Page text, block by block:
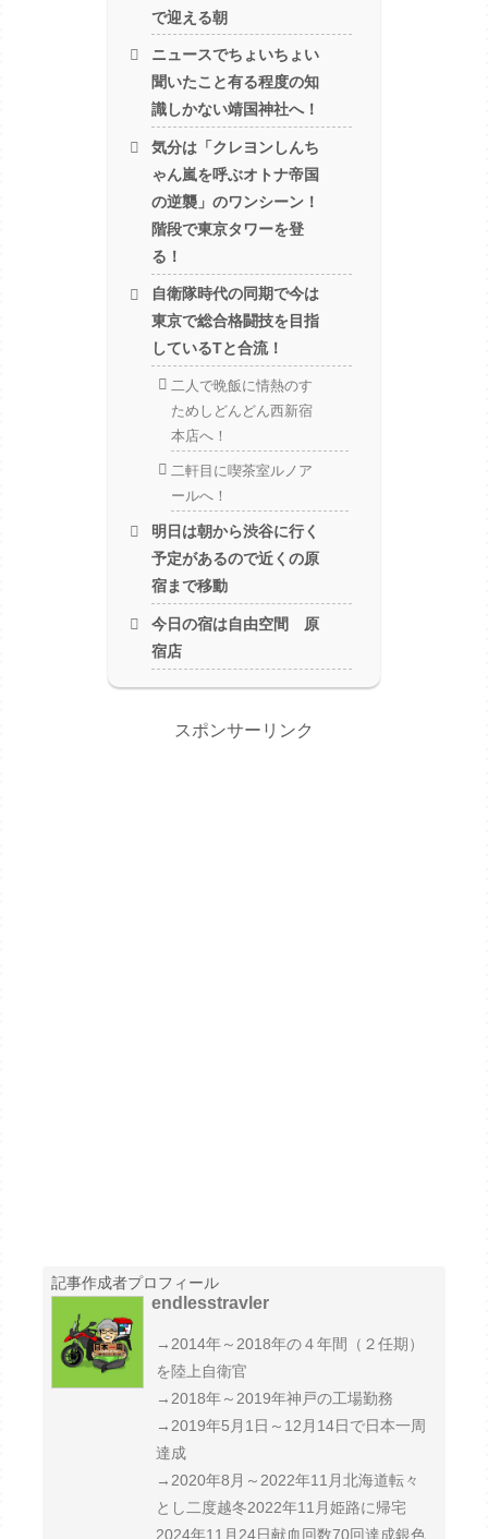
で迎える朝
ニュースでちょいちょい
聞いたこと有る程度の知
識しかない靖国神社へ！
気分は「クレヨンしんち
ゃん嵐を呼ぶオトナ帝国
の逆襲」のワンシーン！
階段で東京タワーを登
る！
自衛隊時代の同期で今は
東京で総合格闘技を目指
しているTと合流！
二人で晩飯に情熱のす
ためしどんどん西新宿
本店へ！
二軒目に喫茶室ルノア
ールへ！
明日は朝から渋谷に行く
予定があるので近くの原
宿まで移動
今日の宿は自由空間 原
宿店
スポンサーリンク
記事作成者プロフィール
endlesstravler
→2014年～2018年の４年間（２任期）
を陸上自衛官
→2018年～2019年神戸の工場勤務
→2019年5月1日～12月14日で日本一周
達成
→2020年8月～2022年11月北海道転々
とし二度越冬2022年11月姫路に帰宅
2024年11月24日献血回数70回達成銀色